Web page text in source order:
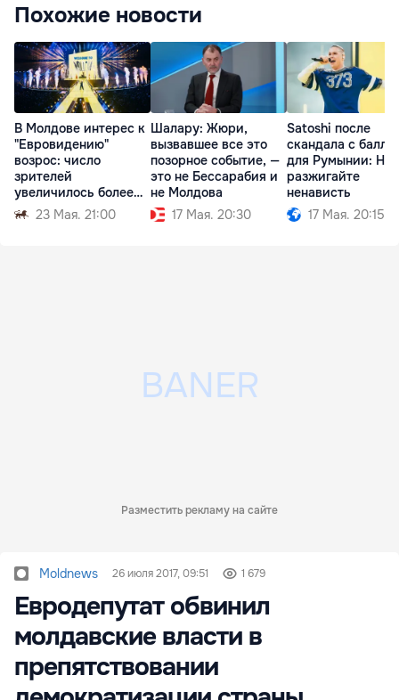
Похожие новости
В Молдове интерес к
"Евровидению"
возрос: число
зрителей
увеличилось более
чем вдвое
23 Мая. 21:00
Шалару: Жюри,
вызвавшее все это
позорное событие, —
это не Бессарабия и
не Молдова
17 Мая. 20:30
Satoshi после
скандала с
для Румынии: Не
разжигайте
ненависть
17 Мая. 20:15
Разместить рекламу на сайте
Moldnews 26 июля 2017, 09:51 1 679
Евродепутат обвинил
молдавские власти в
препятствовании